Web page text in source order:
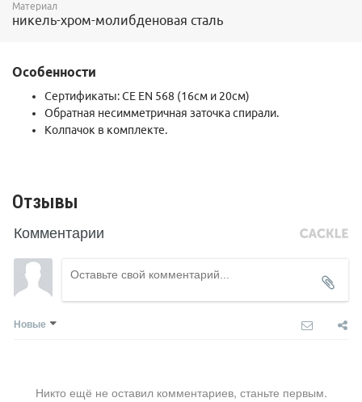
Материал
никель-хром-молибденовая сталь
Особенности
Сертификаты:CE EN 568 (16см и 20см)
Обратная несимметричная заточка спирали.
Колпачок в комплекте.
Отзывы
Комментарии
Новые
Никто ещё не оставил комментариев, станьте первым.